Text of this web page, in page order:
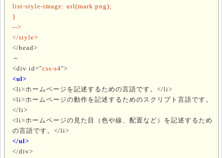
list-style-image: url(mark.png);
}
-->
</style>
</head>
～
<div id="css-s4">
<ul>
<li>ホームページを記述するための言語です。</li>
<li>ホームページの動作を記述するためのスクリプト言語です。
</li>
<li>ホームページの見た目（色や線、配置など）を記述するため
の言語です。</li>
</ul>
</div>